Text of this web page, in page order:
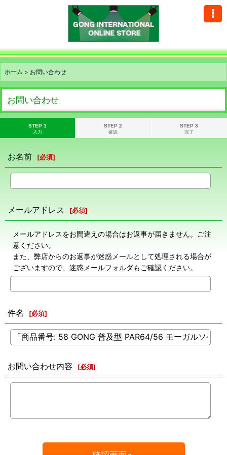
ホーム > お問い合わせ
お問い合わせ
STEP 1
入力
STEP 2
確認
STEP 3
完了
お名前 [必須]
メールアドレス [必須]
メールアドレスをお間違えの場合はお返事が届きません。ご注
意ください。
また、弊店からのお返事が迷惑メールとして処理される場合が
ございますので、迷惑メールフォルダもご確認ください。
件名 [必須]
お問い合わせ内容 [必須]